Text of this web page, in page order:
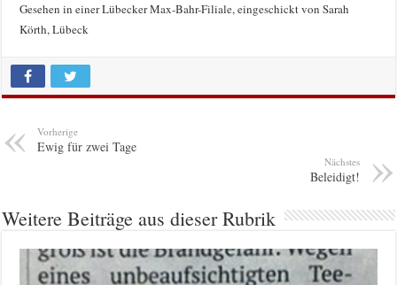
Gesehen in einer Lübecker Max-Bahr-Filiale, eingeschickt von Sarah
Körth, Lübeck
Vorherige
Ewig für zwei Tage
Nächstes
Beleidigt!
Weitere Beiträge aus dieser Rubrik